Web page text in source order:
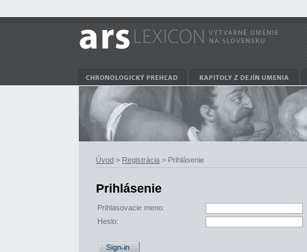
Úvod > Registrácia > Prihlásenie
Prihlásenie
Prihlasovacie meno:
Heslo: